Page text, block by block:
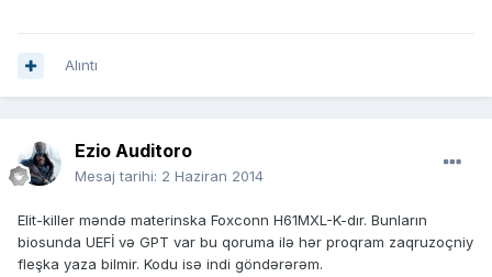
Alıntı
Ezio Auditoro
Mesaj tarihi: 2 Haziran 2014
Elit-killer məndə materinska Foxconn H61MXL-K-dır. Bunların
biosunda UEFİ və GPT var bu qoruma ilə hər proqram zaqruzoçniy
fleşka yaza bilmir. Kodu isə indi göndərərəm.